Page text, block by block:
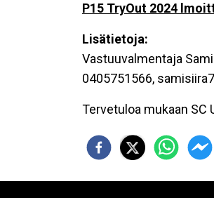
P15 TryOut 2024
Lisätietoja:
Vastuuvalmentaja
0405751566,
Tervetuloa mukaan